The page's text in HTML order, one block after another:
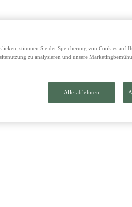
stimmen Sie der Speicherung von Cookies auf
zu analysieren und unsere
Alle ablehnen